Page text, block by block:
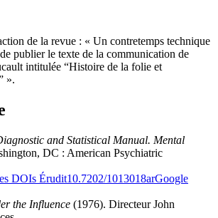
de la revue : « Un contretemps technique
publier le texte de la communication de
intitulée “Histoire de la folie et
».
and Statistical Manual. Mental
DC : American Psychiatric
10.7202/1013018arGoogle
the Influence (1976). Directeur John